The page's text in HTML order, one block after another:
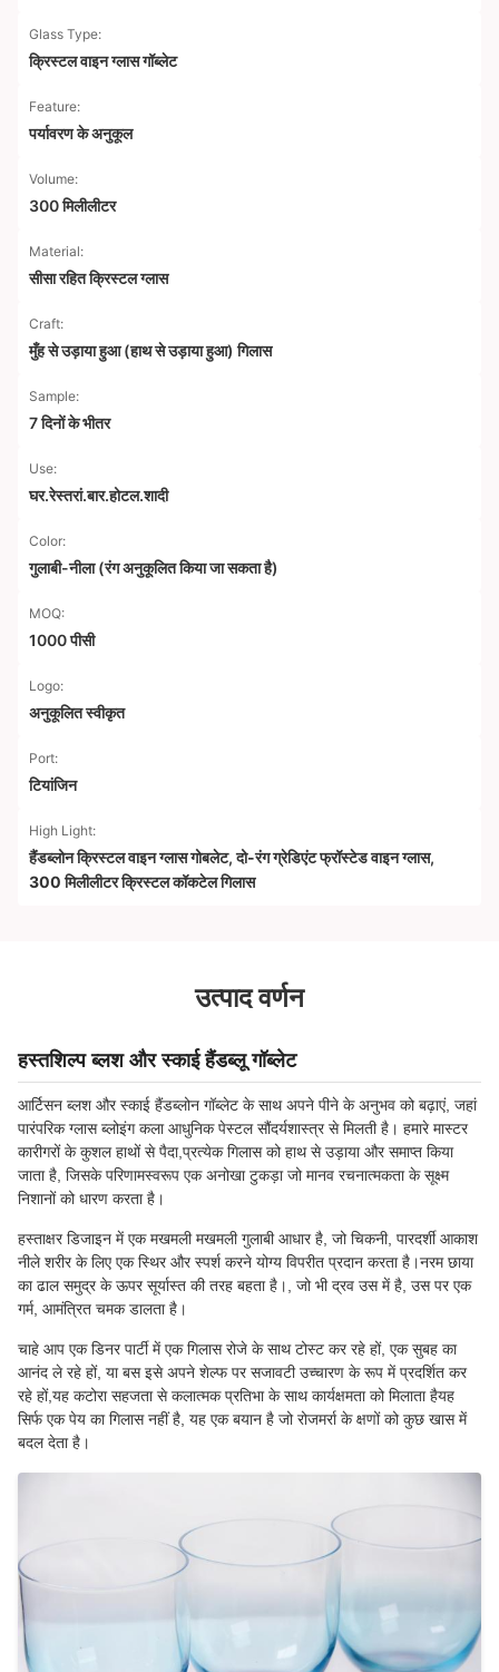
Glass Type:
क्रिस्टल वाइन ग्लास गॉब्लेट
Feature:
पर्यावरण के अनुकूल
Volume:
300 मिलीलीटर
Material:
सीसा रहित क्रिस्टल ग्लास
Craft:
मुँह से उड़ाया हुआ (हाथ से उड़ाया हुआ) गिलास
Sample:
7 दिनों के भीतर
Use:
घर.रेस्तरां.बार.होटल.शादी
Color:
गुलाबी-नीला (रंग अनुकूलित किया जा सकता है)
MOQ:
1000 पीसी
Logo:
अनुकूलित स्वीकृत
Port:
टियांजिन
High Light:
हैंडब्लोन क्रिस्टल वाइन ग्लास गोबलेट,दो-रंग ग्रेडिएंट फ्रॉस्टेड वाइन ग्लास,
300 मिलीलीटर क्रिस्टल कॉकटेल गिलास
उत्पाद वर्णन
हस्तशिल्प ब्लश और स्काई हैंडब्लू गॉब्लेट
आर्टिसन ब्लश और स्काई हैंडब्लोन गॉब्लेट के साथ अपने पीने के अनुभव को बढ़ाएं, जहां
पारंपरिक ग्लास ब्लोइंग कला आधुनिक पेस्टल सौंदर्यशास्त्र से मिलती है। हमारे मास्टर
कारीगरों के कुशल हाथों से पैदा,प्रत्येक गिलास को हाथ से उड़ाया और समाप्त किया
जाता है, जिसके परिणामस्वरूप एक अनोखा टुकड़ा जो मानव रचनात्मकता के सूक्ष्म
निशानों को धारण करता है।
हस्ताक्षर डिजाइन में एक मखमली मखमली गुलाबी आधार है, जो चिकनी, पारदर्शी आकाश
नीले शरीर के लिए एक स्थिर और स्पर्श करने योग्य विपरीत प्रदान करता है।नरम छाया
का ढाल समुद्र के ऊपर सूर्यास्त की तरह बहता है।, जो भी द्रव उस में है, उस पर एक
गर्म, आमंत्रित चमक डालता है।
चाहे आप एक डिनर पार्टी में एक गिलास रोजे के साथ टोस्ट कर रहे हों, एक सुबह का
आनंद ले रहे हों, या बस इसे अपने शेल्फ पर सजावटी उच्चारण के रूप में प्रदर्शित कर
रहे हों,यह कटोरा सहजता से कलात्मक प्रतिभा के साथ कार्यक्षमता को मिलाता हैयह
सिर्फ एक पेय का गिलास नहीं है, यह एक बयान है जो रोजमर्रा के क्षणों को कुछ खास में
बदल देता है।